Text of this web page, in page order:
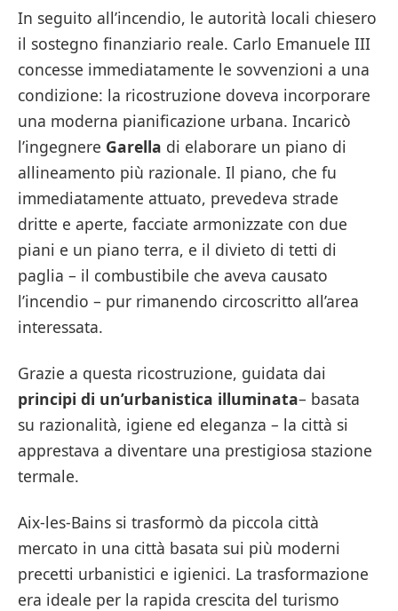
In seguito all’incendio, le autorità locali chiesero
il sostegno finanziario reale. Carlo Emanuele III
concesse immediatamente le sovvenzioni a una
condizione: la ricostruzione doveva incorporare
una moderna pianificazione urbana. Incaricò
l’ingegnere Garella di elaborare un piano di
allineamento più razionale. Il piano, che fu
immediatamente attuato, prevedeva strade
dritte e aperte, facciate armonizzate con due
piani e un piano terra, e il divieto di tetti di
paglia – il combustibile che aveva causato
l’incendio – pur rimanendo circoscritto all’area
interessata.
Grazie a questa ricostruzione, guidata dai
principi di un’urbanistica illuminata– basata
su razionalità, igiene ed eleganza – la città si
apprestava a diventare una prestigiosa stazione
termale.
Aix-les-Bains si trasformò da piccola città
mercato in una città basata sui più moderni
precetti urbanistici e igienici. La trasformazione
era ideale per la rapida crescita del turismo